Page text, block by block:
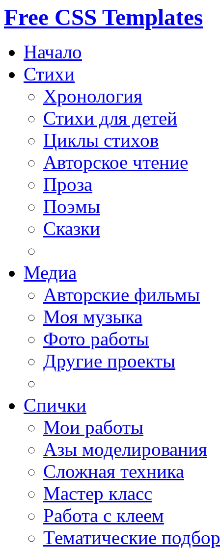
Free CSS Templates
Начало
Стихи
Хронология
Стихи для детей
Циклы стихов
Авторское чтение
Проза
Поэмы
Сказки
Медиа
Авторские фильмы
Моя музыка
Фото работы
Другие проекты
Спички
Мои работы
Азы моделирования
Сложная техника
Мастер класс
Работа с клеем
Тематические